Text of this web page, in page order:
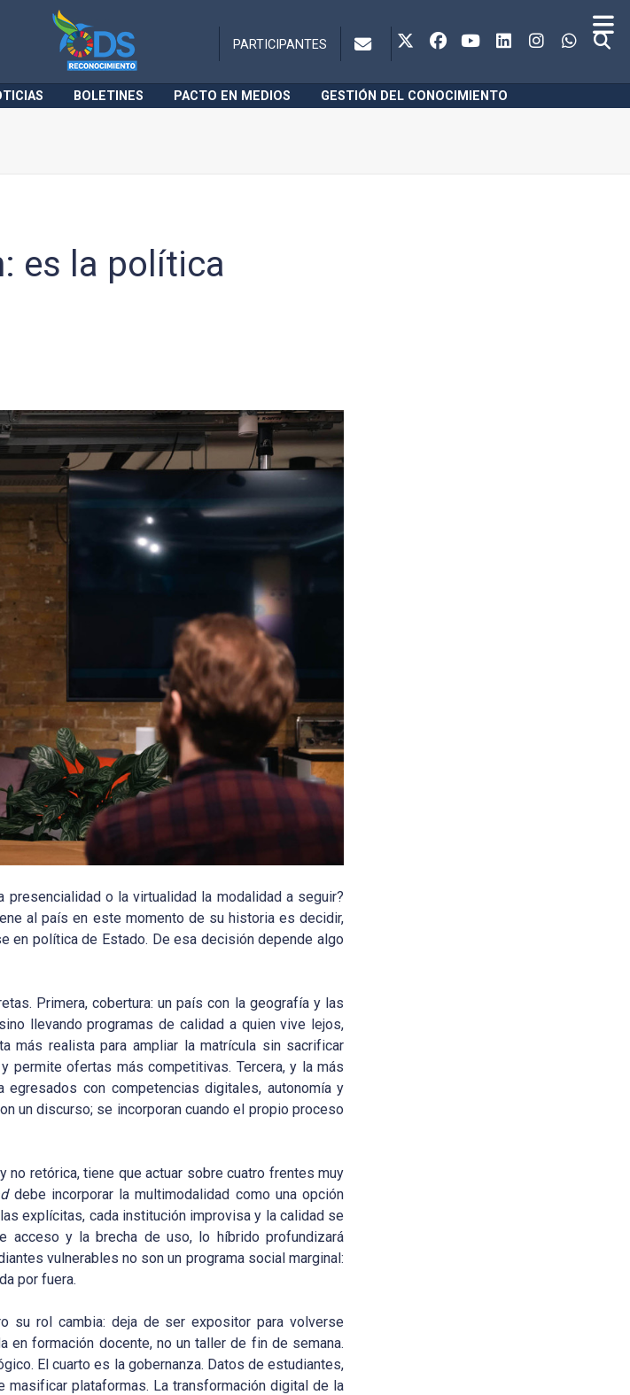
PARTICIPANTES
BOLETINES PACTO EN MEDIOS GESTIÓN DEL CONOCIMIENTO
es la política
o la virtualidad la modalidad a seguir?
al país en este momento de su historia es decidir,
en política de Estado. De esa decisión depende algo
Primera, cobertura: un país con la geografía y las
llevando programas de calidad a quien vive lejos,
más realista para ampliar la matrícula sin sacrificar
permite ofertas más competitivas. Tercera, y la más
egresados con competencias digitales, autonomía y
un discurso; se incorporan cuando el propio proceso
no retórica, tiene que actuar sobre cuatro frentes muy
debe incorporar la multimodalidad como una opción
explícitas, cada institución improvisa y la calidad se
acceso y la brecha de uso, lo híbrido profundizará
vulnerables no son un programa social marginal:
por fuera.
su rol cambia: deja de ser expositor para volverse
formación docente, no un taller de fin de semana.
El cuarto es la gobernanza. Datos de estudiantes,
plataformas. La transformación digital de la